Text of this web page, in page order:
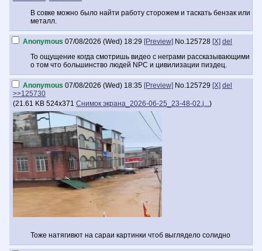
В совке можно было найти работу сторожем и таскать бензак или
металл.
Anonymous 07/08/2026 (Wed) 18:29 [Preview] No.125728 [X] del
То ощущение когда смотришь видео с неграми рассказывающими
о том что большинство людей NPC и цивилизации пиздец.
Anonymous 07/08/2026 (Wed) 18:35 [Preview] No.125729 [X] del
>>125730
(21.61 KB 524x371 Снимок экрана_2026-06-25_23-48-02.j...)
Тоже натягивют на сараи картинки чтоб выглядело солидно